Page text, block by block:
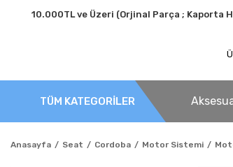
10.000TL ve Üzeri (Orjinal Parça ; Kaporta
TÜM KATEGORİLER
Anasayfa Seat Cordoba Motor Sistemi